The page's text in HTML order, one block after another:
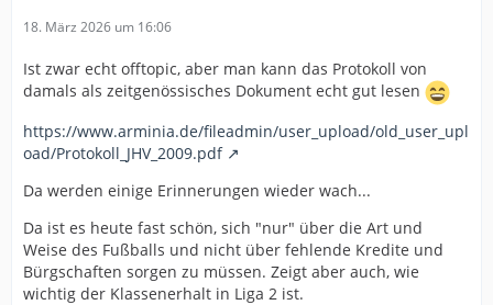
18. März 2026 um 16:06
Ist zwar echt offtopic, aber man kann das Protokoll von
damals als zeitgenössisches Dokument echt gut lesen
https://www.arminia.de/fileadmin/user_upload/old_user_upl
oad/Protokoll_JHV_2009.pdf
Da werden einige Erinnerungen wieder wach...
Da ist es heute fast schön, sich "nur" über die Art und
Weise des Fußballs und nicht über fehlende Kredite und
Bürgschaften sorgen zu müssen. Zeigt aber auch, wie
wichtig der Klassenerhalt in Liga 2 ist.